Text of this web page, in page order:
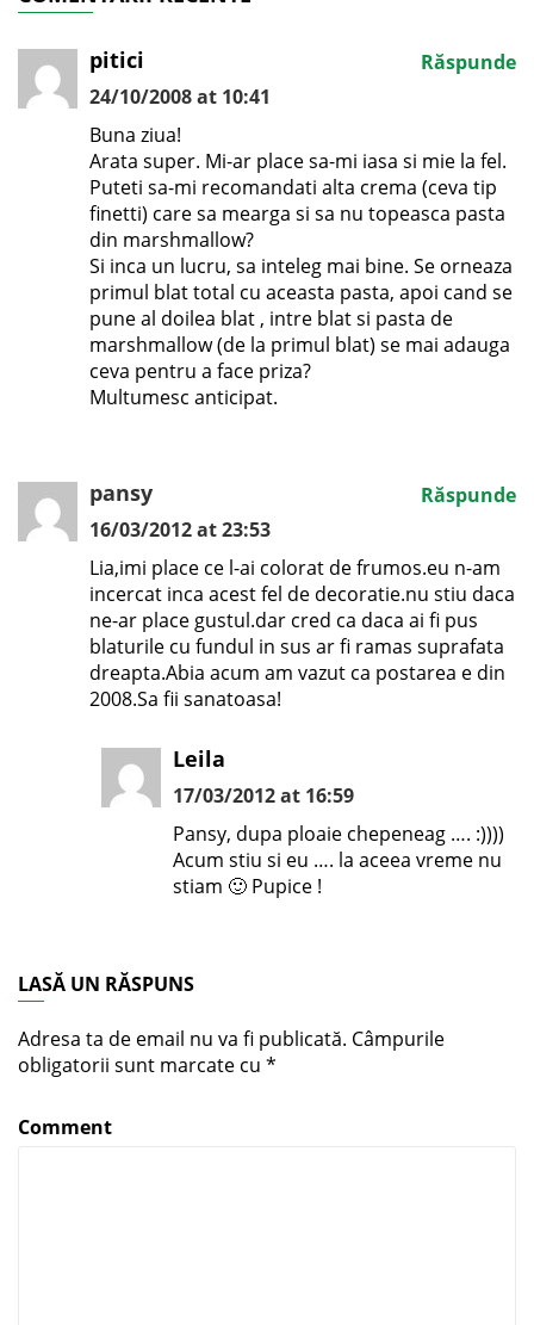
pitici
24/10/2008 at 10:41
Buna ziua!
Arata super. Mi-ar place sa-mi iasa si mie la fel.
Puteti sa-mi recomandati alta crema (ceva tip
finetti) care sa mearga si sa nu topeasca pasta
din marshmallow?
Si inca un lucru, sa inteleg mai bine. Se orneaza
primul blat total cu aceasta pasta, apoi cand se
pune al doilea blat , intre blat si pasta de
marshmallow (de la primul blat) se mai adauga
ceva pentru a face priza?
Multumesc anticipat.
Răspunde
pansy
16/03/2012 at 23:53
Lia,imi place ce l-ai colorat de frumos.eu n-am
incercat inca acest fel de decoratie.nu stiu daca
ne-ar place gustul.dar cred ca daca ai fi pus
blaturile cu fundul in sus ar fi ramas suprafata
dreapta.Abia acum am vazut ca postarea e din
2008.Sa fii sanatoasa!
Răspunde
Leila
17/03/2012 at 16:59
Pansy, dupa ploaie chepeneag …. :))))
Acum stiu si eu …. la aceea vreme nu
stiam 🙂 Pupice !
LASĂ UN RĂSPUNS
Adresa ta de email nu va fi publicată. Câmpurile
obligatorii sunt marcate cu *
Comment